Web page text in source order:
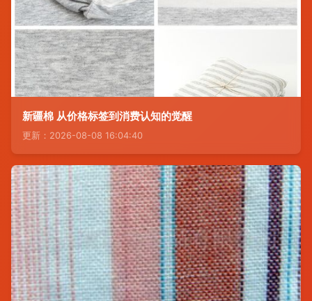
新疆棉 从价格标签到消费认知的觉醒
更新：2026-08-08 16:04:40